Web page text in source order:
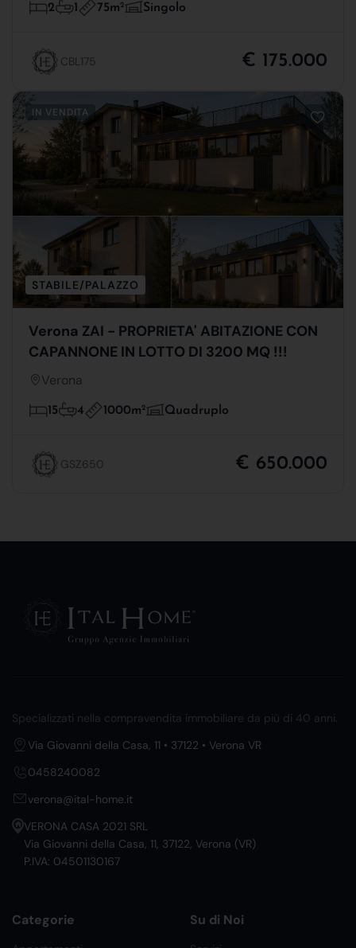
2 1 75m2 Singolo
CBL175 € 175.000
IN VENDITA
STABILE/PALAZZO
Verona ZAI - PROPRIETA' ABITAZIONE CON
CAPANNONE IN LOTTO DI 3200 MQ !!!
Verona
15 4 1000m2 Quadruplo
GSZ650 € 650.000
Specializzati nella compravendita immobiliare da più di 40 anni.
Via Giovanni della Casa, 11 • 37122 • Verona VR
0458240082
verona@ital-home.it
VERONA CASA 2021 SRL
Via Giovanni della Casa, 11, 37122, Verona (VR)
P.IVA: 04501130167
Categorie Su di Noi